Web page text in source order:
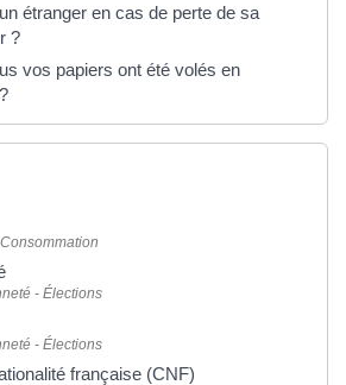
étranger en cas de perte de sa
?
vos papiers ont été volés en
- Élections
- Élections
française (CNF)